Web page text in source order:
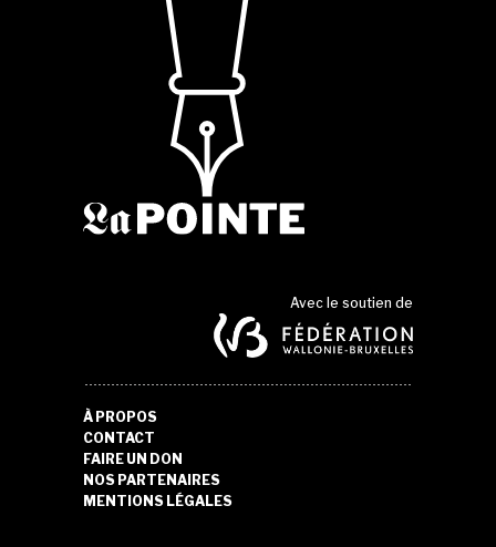
Avec le soutien de
À PROPOS
CONTACT
FAIRE UN DON
NOS PARTENAIRES
MENTIONS LÉGALES